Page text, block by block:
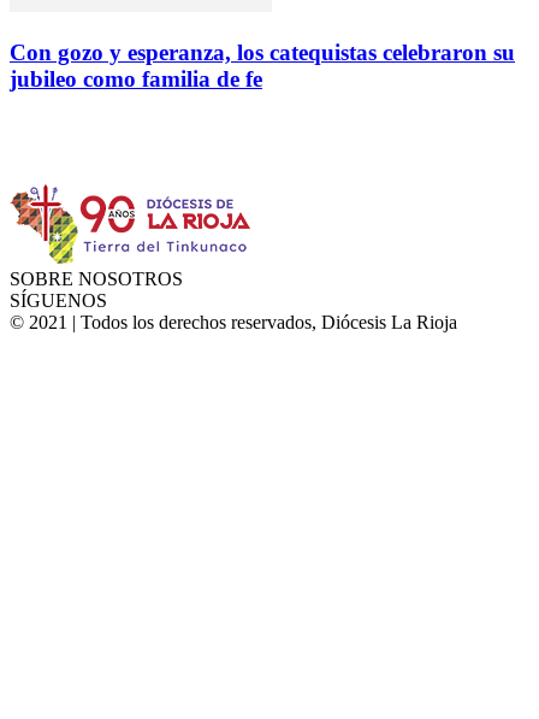
Con gozo y esperanza, los catequistas celebraron su
jubileo como familia de fe
SOBRE NOSOTROS
SÍGUENOS
© 2021 | Todos los derechos reservados, Diócesis La Rioja